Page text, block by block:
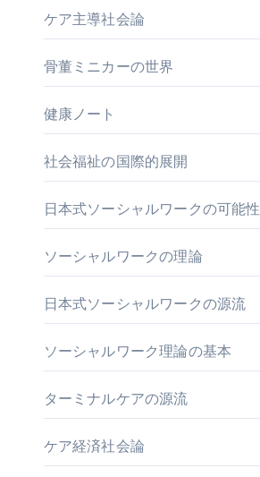
ケア主導社会論
骨董ミニカーの世界
健康ノート
社会福祉の国際的展開
日本式ソーシャルワークの可能性
ソーシャルワークの理論
日本式ソーシャルワークの源流
ソーシャルワーク理論の基本
ターミナルケアの源流
ケア経済社会論